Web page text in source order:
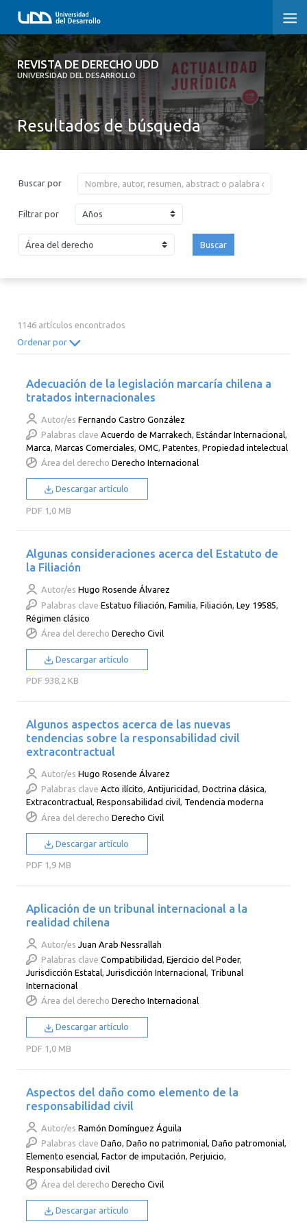
REVISTA DE DERECHO UDD
UNIVERSIDAD DEL DESARROLLO
REVISTA DE DERECHO UDD
INICIO
ACERCA DE LA REVISTA
CONVOCATORIA
CONTACTO Y SUSCRIPCIÓN
Resultados de búsqueda
Buscar por
Filtrar por Años
2002 2001 2000
Buscar
1146 artículos encontrados
Ordenar por
Adecuación de la legislación marcaría chilena a
tratados internacionales
Autor/es Fernando Castro González
Palabras clave Acuerdo de Marrakech,Estándar Internacional,
Marca,Marcas Comerciales,OMC,Patentes,Propiedad intelectual
Área del derecho Derecho Internacional
Descargar artículo
PDF 1,0 MB
Algunas consideraciones acerca del Estatuto de
la Filiación
Autor/es Hugo Rosende Álvarez
Palabras clave Estatuo filiación ,Familia ,Filiación ,Ley 19585
Régimen clásico
Área del derecho Derecho Civil
Descargar artículo
PDF 938,2 KB
Algunos aspectos acerca de las nuevas
tendencias sobre la responsabilidad civil
extracontractual
Autor/es Hugo Rosende Álvarez
Palabras clave Acto ilícito,Antijuricidad,Doctrina clásica,
Extracontractual,Responsabilidad civil, Tendencia moderna
Área del derecho Derecho Civil
Descargar artículo
PDF 1,9 MB
Aplicación de un tribunal internacional a la
realidad chilena
Autor/es Juan Arab Nessrallah
Palabras clave Compatibilidad,Ejercicio del Poder,
Jurisdicción Estatal,Jurisdicción Internacional, Tribunal
Internacional
Área del derecho Derecho Internacional
Descargar artículo
PDF 1,0 MB
Aspectos del daño como elemento de la
responsabilidad civil
Autor/es Ramón Domínguez Águila
Palabras clave Daño,Daño no patrimonial,Daño patromonial,
Elemento esencial,Factor de imputación,Perjuicio,
Responsabilidad civil
Área del derecho Derecho Civil
Descargar artículo